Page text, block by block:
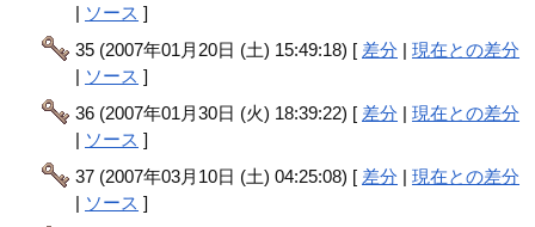
| ソース ]
35 (2007年01月20日 (土) 15:49:18) [ 差分 |現在との差分
| ソース ]
36 (2007年01月30日 (火) 18:39:22) [ 差分 |現在との差分
| ソース ]
37 (2007年03月10日 (土) 04:25:08) [ 差分 |現在との差分
| ソース ]